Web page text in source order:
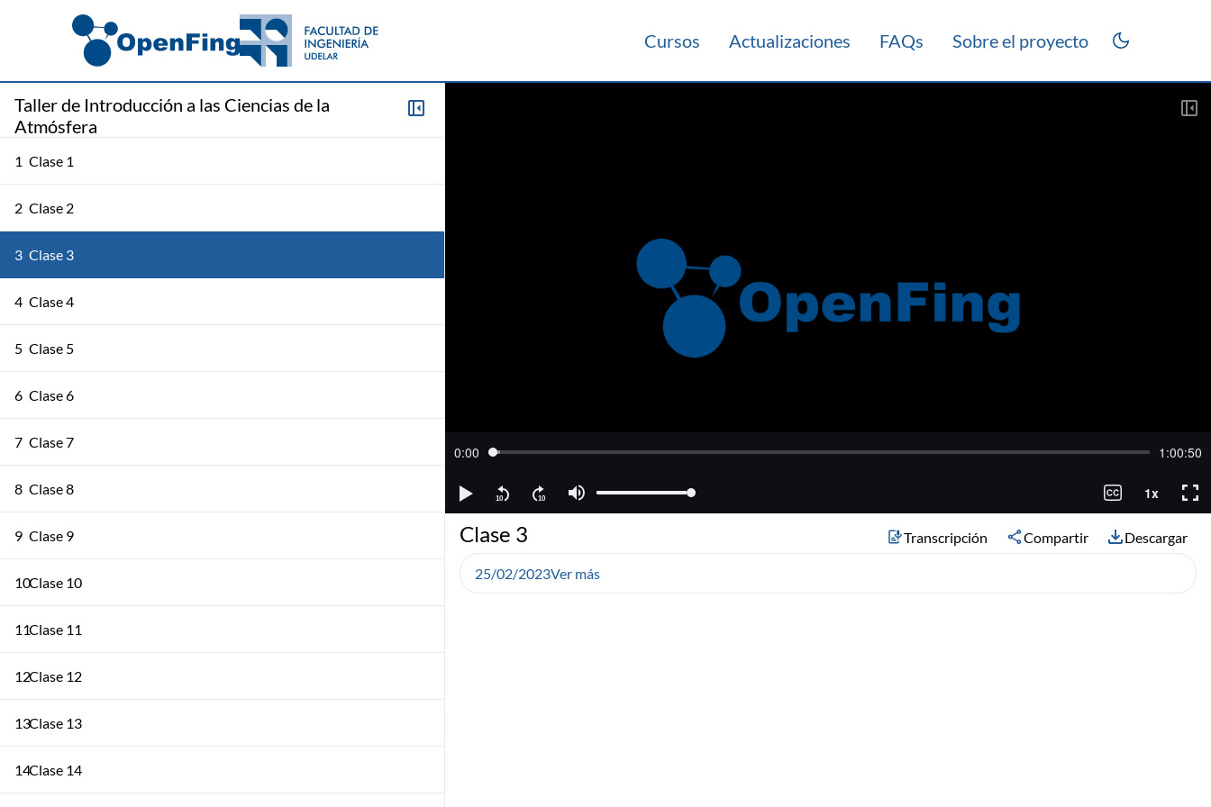
Cursos Actualizaciones FAQs Sobre el proyecto
Taller de Introducción a las Ciencias de la
Atmósfera
1 Clase 1
2 Clase 2
3 Clase 3
4 Clase 4
5 Clase 5
6 Clase 6
7 Clase 7
8 Clase 8
9 Clase 9
10Clase 10
11Clase 11
12Clase 12
13Clase 13
14Clase 14
Clase 3 Transcripción Compartir Descargar
25/02/2023Ver más